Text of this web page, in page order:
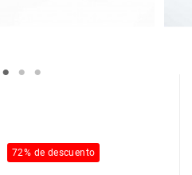
72% de descuento